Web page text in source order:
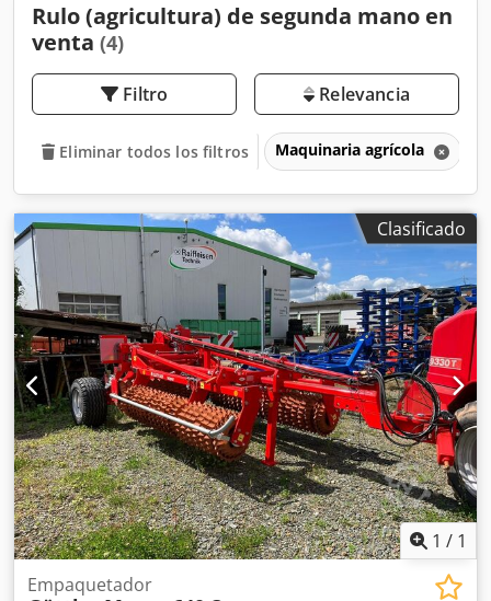
Rulo (agricultura) de segunda mano en
venta (4)
Filtro Relevancia
Eliminar todos los filtros Maquinaria agrícola
Clasificado
1 / 1
Empaquetador